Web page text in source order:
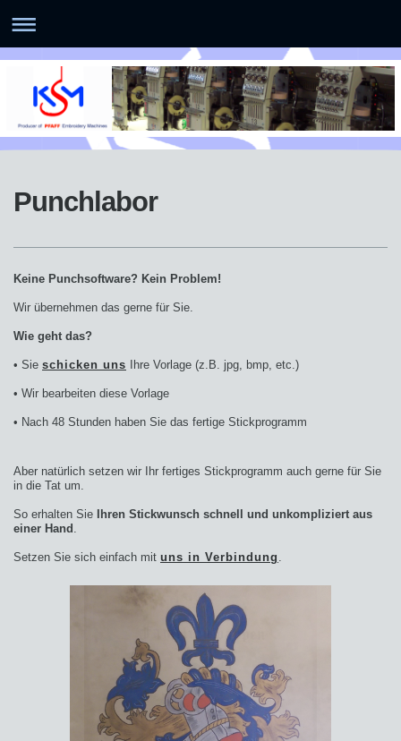
Punchlabor
Keine Punchsoftware? Kein Problem!
Wir übernehmen das gerne für Sie.
Wie geht das?
• Sie schicken uns Ihre Vorlage (z.B. jpg, bmp, etc.)
• Wir bearbeiten diese Vorlage
• Nach 48 Stunden haben Sie das fertige Stickprogramm
Aber natürlich setzen wir Ihr fertiges Stickprogramm auch gerne für Sie
in die Tat um.
So erhalten Sie
Ihren Stickwunsch schnell und unkompliziert aus
einer Hand .
Setzen Sie sich einfach mit uns in Verbindung .